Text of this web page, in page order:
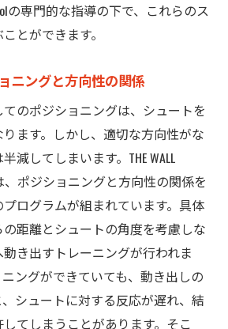
の専門的な指導の下で、これらのス
とができます。
ニングと方向性の関係
のポジショニングは、シュートを
ます。しかし、適切な方向性がな
減してしまいます。THE WALL
、ポジショニングと方向性の関係を
ログラムが組まれています。具体
距離とシュートの角度を考慮しな
き出すトレーニングが行われま
ングができていても、動き出しの
シュートに対する反応が遅れ、結
てしまうことがあります。そこ